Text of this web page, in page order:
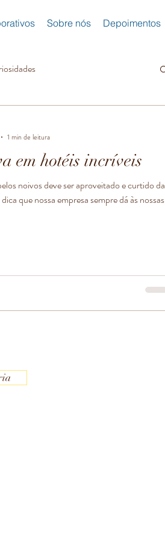
Sobre nós Depoimentos
em hotéis incríveis
noivos deve ser aproveitado e curtido da
que nossa empresa sempre dá às nossas
1 min de leitura